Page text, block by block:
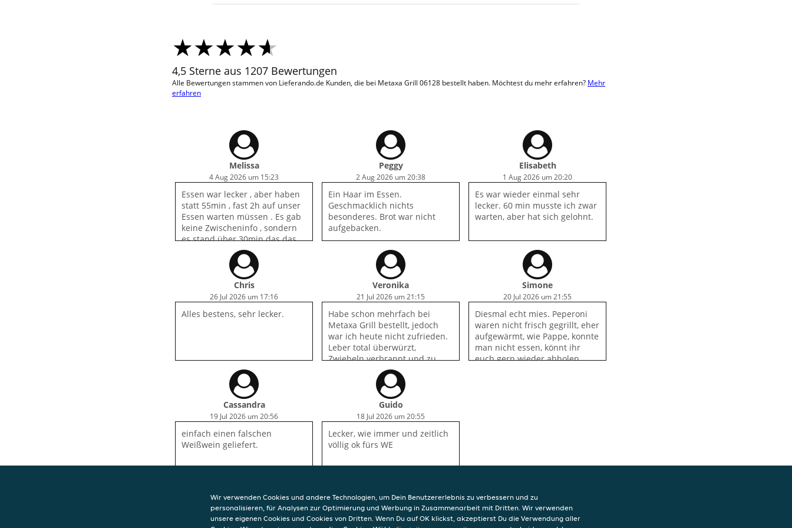
4,5 Sterne aus 1207 Bewertungen
Alle Bewertungen stammen von Lieferando.de Kunden, die bei Metaxa Grill 06128 bestellt haben. Möchtest du mehr erfahren? Mehr
erfahren
Melissa
4 Aug 2026 um 15:23
Essen war lecker , aber haben
statt 55min , fast 2h auf unser
Essen warten müssen . Es gab
keine Zwischeninfo , sondern
es stand über 30min das das
Essen gleich da ist . Erst auf
telefonische Nachfrage gab es
die Info das das Essen bals da
Peggy
2 Aug 2026 um 20:38
Ein Haar im Essen.
Geschmacklich nichts
besonderes. Brot war nicht
aufgebacken.
Elisabeth
1 Aug 2026 um 20:20
Es war wieder einmal sehr
lecker. 60 min musste ich zwar
warten, aber hat sich gelohnt.
Chris
26 Jul 2026 um 17:16
Alles bestens, sehr lecker.
Veronika
21 Jul 2026 um 21:15
Habe schon mehrfach bei
Metaxa Grill bestellt, jedoch
war ich heute nicht zufrieden.
Leber total überwürzt,
Zwiebeln verbrannt und zu
dem Gyrus wurde nicht wie
bestellt Tomatenreis geliefert
sondern Pommes. Lieferung
war schnell, Fahrer sehr nett.
Simone
20 Jul 2026 um 21:55
Diesmal echt mies. Peperoni
waren nicht frisch gegrillt, eher
aufgewärmt, wie Pappe, konnte
man nicht essen, könnt ihr
euch gern wieder abholen,
Cassandra
19 Jul 2026 um 20:56
einfach einen falschen
Weißwein geliefert.
Guido
18 Jul 2026 um 20:55
Lecker, wie immer und zeitlich
völlig ok fürs WE
Wir verwenden Cookies und andere Technologien, um Dein Benutzererlebnis zu verbessern und zu
personalisieren, für Analysen zur Optimierung und Werbung in Zusammenarbeit mit Dritten. Wir verwenden
unsere eigenen Cookies und Cookies von Dritten. Wenn Du auf OK klickst, akzeptierst Du die Verwendung aller